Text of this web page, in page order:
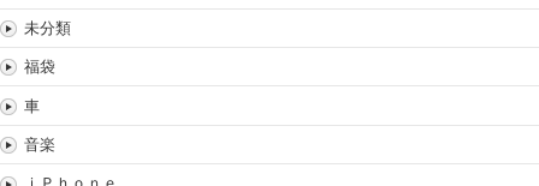
未分類
福袋
車
音楽